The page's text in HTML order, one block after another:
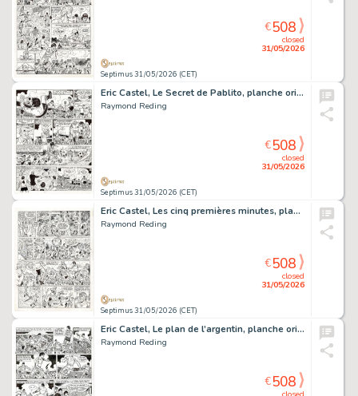
Septimus 31/05/2026 (CET)
closed
31/05/2026
€508
Eric Castel, Le Secret de Pablito, planche originale à l’encre de chine.
Raymond Reding
Septimus 31/05/2026 (CET)
closed
31/05/2026
€508
Eric Castel, Les cinq premières minutes, planche originale à l’encre de chine.
Raymond Reding
Septimus 31/05/2026 (CET)
closed
31/05/2026
€508
Eric Castel, Le plan de l’argentin, planche originale à l’encre de chine.
Raymond Reding
€508